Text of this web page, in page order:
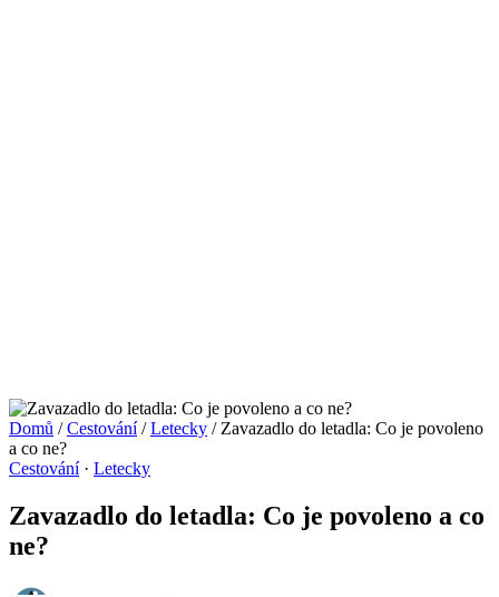
Domů / Cestování / Letecky / Zavazadlo do letadla: Co je povoleno
a co ne?
Cestování· Letecky
Zavazadlo do letadla: Co je povoleno a co
ne?